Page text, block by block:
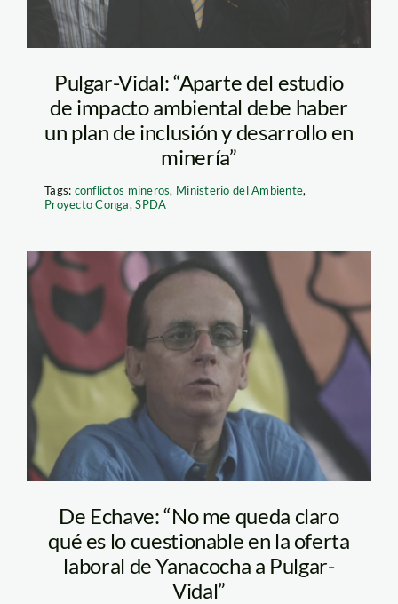
Pulgar-Vidal: “Aparte del estudio
de impacto ambiental debe haber
un plan de inclusión y desarrollo en
minería”
Tags: conflictos mineros, Ministerio del Ambiente,
Proyecto Conga,SPDA
jose_de_echave
De Echave: “No me queda claro
qué es lo cuestionable en la oferta
laboral de Yanacocha a Pulgar-
Vidal”